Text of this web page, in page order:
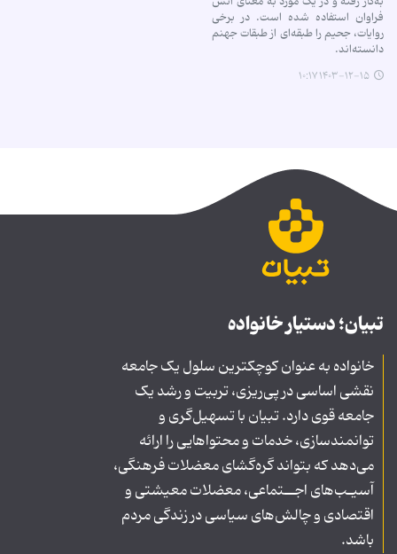
فراوان استفاده شده است. در برخی
روایات، جحیم را طبقه‌ای از طبقات جهنم
دانسته‌اند.
۱۴۰۳-۱۲-۱۵ ۱۰:۱۷
تبیان؛ دستیار خانواده
خانواده به عنوان کوچکترین سلول یک جامعه
نقشی اساسی در پی‌ریزی، تربیت و رشد یک
جامعه قوی دارد. تبیان با تسهیل‌گری و
توانمندسازی، خدمات و محتواهایی را ارائه
می‌دهد که بتواند گره‌گشای معضلات فرهنگی،
آسیـب‌های اجــتماعی، معضلات معیشتی و
اقتصادی و چالش‌های سیاسی در زندگی مردم
باشد.